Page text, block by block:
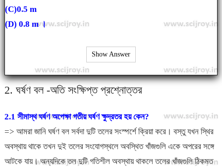
(C)0.5 m
(D) 0.8 m ।
Show Answer
2. ঘর্ষণ বল -অতি সংক্ষিপ্ত প্রশ্নোত্তর
2.1 সীমাস্থ ঘর্ষণ অপেক্ষা গতীয় ঘর্ষণ ক্ষুদ্রতর হয় কেন?
=> আমরা জানি ঘর্ষণ বল সর্বদা দুটি তলের সংস্পর্শে ক্রিয়া করে। বস্তু যখন স্থির
অবস্থায় থাকে তখন দুই তলের সংযোগস্থলে অবস্থিত খাঁজগুলি একে অপরের সঙ্গে
আটকে যায়। অন্যদিকে তল দুটি গতিশীল অবস্থায় থাকলে তলের খাঁজগুলি ঠিকমত